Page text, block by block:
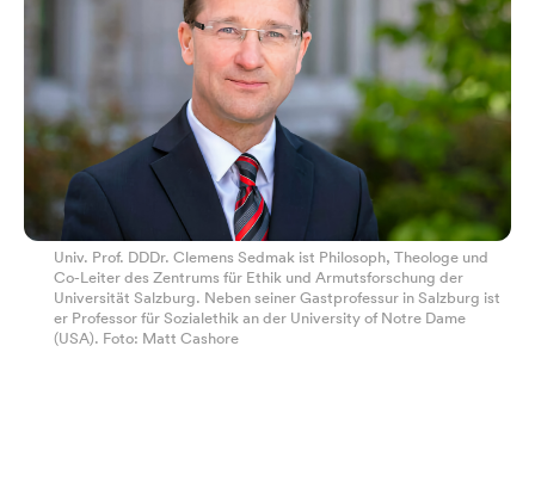
Univ. Prof. DDDr. Clemens Sedmak ist Philosoph, Theologe und
Co-Leiter des Zentrums für Ethik und Armutsforschung der
Universität Salzburg. Neben seiner Gastprofessur in Salzburg ist
er Professor für Sozialethik an der University of Notre Dame
(USA). Foto: Matt Cashore